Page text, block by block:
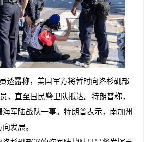
透露称，美国军方将暂时向洛杉矶部
，直至国民警卫队抵达。特朗普称，
军陆战队一事。特朗普表示，南加州
发展。